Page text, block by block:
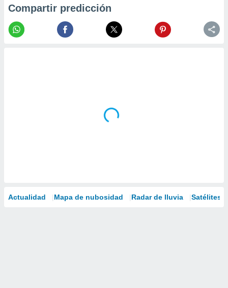
Compartir predicción
Actualidad Mapa de nubosidad Radar de lluvia Satélites